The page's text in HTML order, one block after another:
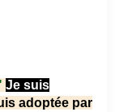
Je suis
adoptée par